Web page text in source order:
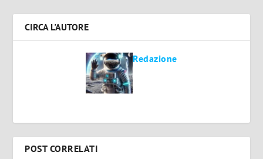
CIRCA L'AUTORE
Redazione
POST CORRELATI